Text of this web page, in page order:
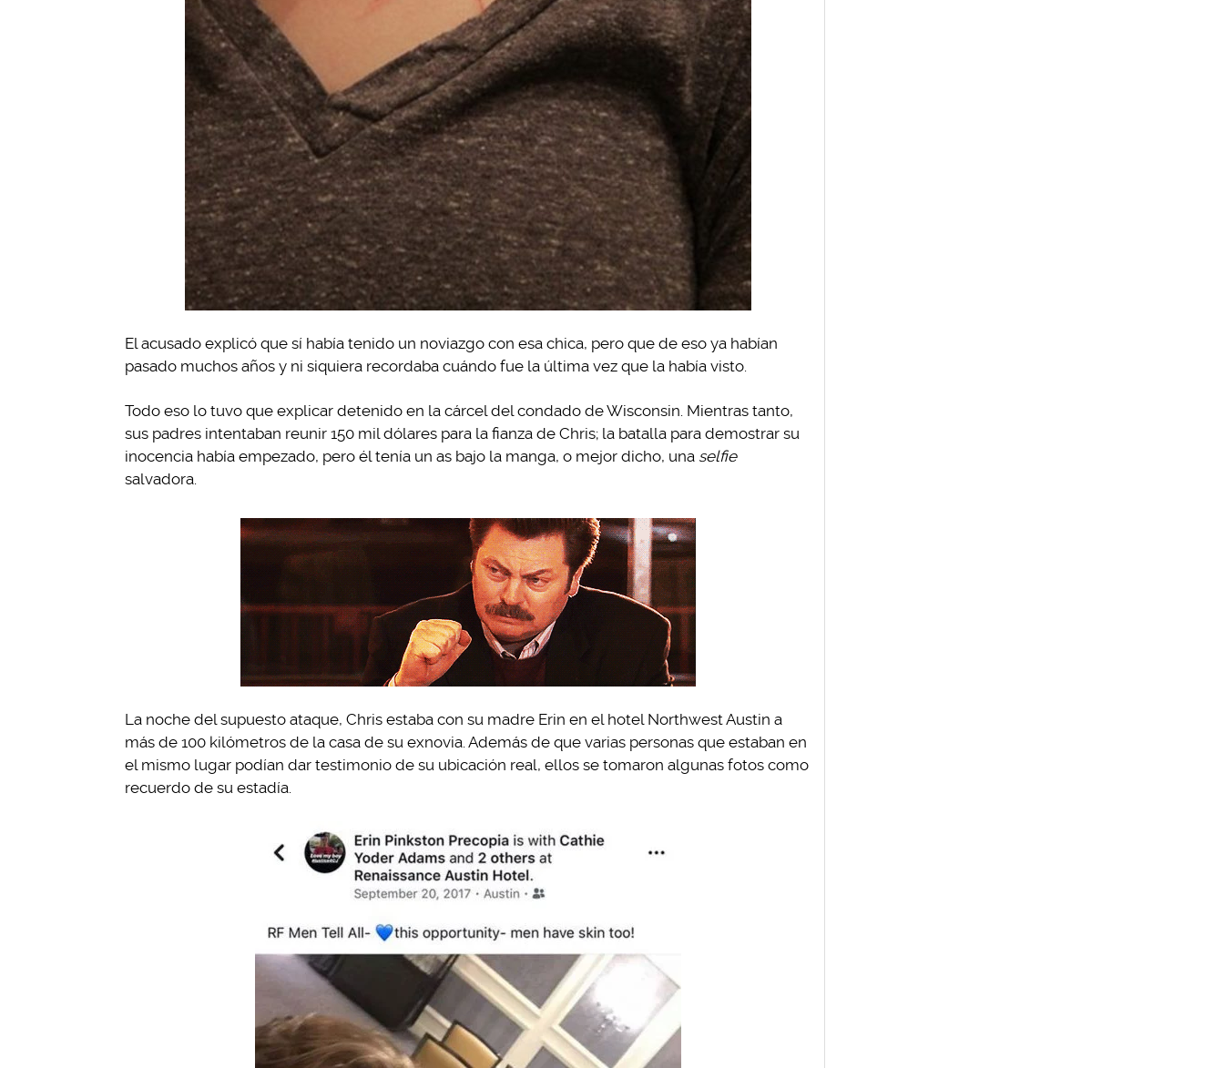
El acusado explicó que sí había tenido un noviazgo con esa chica, pero que de eso ya habían
pasado muchos años y ni siquiera recordaba cuándo fue la última vez que la había visto.
Todo eso lo tuvo que explicar detenido en la cárcel del condado de Wisconsin. Mientras tanto,
sus padres intentaban reunir 150 mil dólares para la fianza de Chris; la batalla para demostrar su
inocencia había empezado, pero él tenía un as bajo la manga, o mejor dicho, una selfie
salvadora.
La noche del supuesto ataque, Chris estaba con su madre Erin en el hotel Northwest Austin a
más de 100 kilómetros de la casa de su exnovia. Además de que varias personas que estaban en
el mismo lugar podían dar testimonio de su ubicación real, ellos se tomaron algunas fotos como
recuerdo de su estadía.